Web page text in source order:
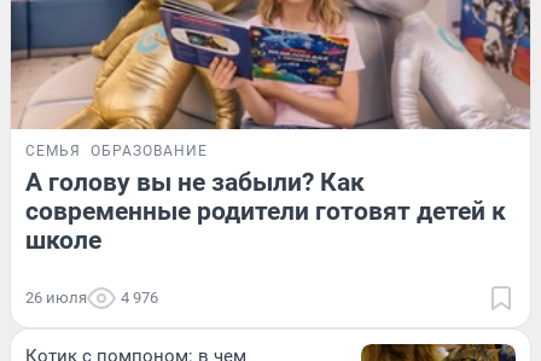
СЕМЬЯ ОБРАЗОВАНИЕ
А голову вы не забыли? Как
современные родители готовят детей к
школе
26 июля 4 976
Котик с помпоном: в чем